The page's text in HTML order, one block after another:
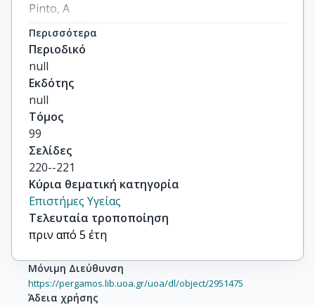
Pinto, A
Weisel, KC
Ludwig, H
others
Περισσότερα
Περιοδικό
null
Εκδότης
null
Τόμος
99
Σελίδες
220--221
Κύρια θεματική κατηγορία
Επιστήμες Υγείας
Τελευταία τροποποίηση
πριν από 5 έτη
Μόνιμη Διεύθυνση
https://pergamos.lib.uoa.gr/uoa/dl/object/2951475
Άδεια χρήσης